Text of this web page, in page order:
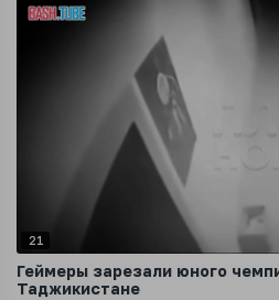
21
Геймеры зарезали юного
Таджикистане